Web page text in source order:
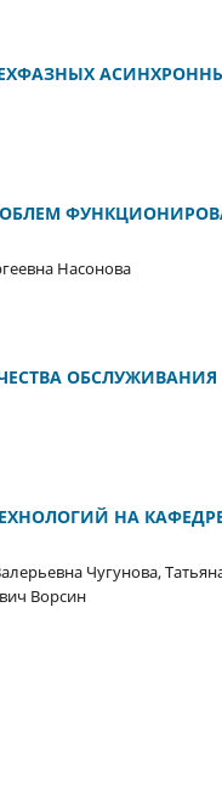
Насонова
ОБСЛУЖИВАНИЯ
НА
Чугунова,
Ворсин